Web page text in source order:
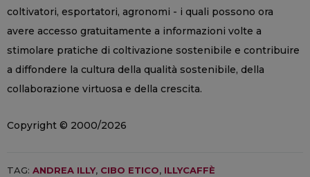
coltivatori, esportatori, agronomi - i quali possono ora
avere accesso gratuitamente a informazioni volte a
stimolare pratiche di coltivazione sostenibile e contribuire
a diffondere la cultura della qualità sostenibile, della
collaborazione virtuosa e della crescita.
Copyright © 2000/2026
TAG: ANDREA ILLY, CIBO ETICO, ILLYCAFFÈ